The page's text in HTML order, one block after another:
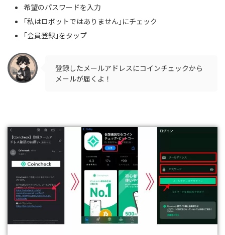
希望のパスワードを入力
｢私はロボットではありません｣にチェック
｢会員登録｣をタップ
登録したメールアドレスにコインチェックから
メールが届くよ！